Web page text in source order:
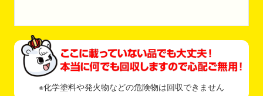
※化学塗料や発火物などの危険物は回収できません